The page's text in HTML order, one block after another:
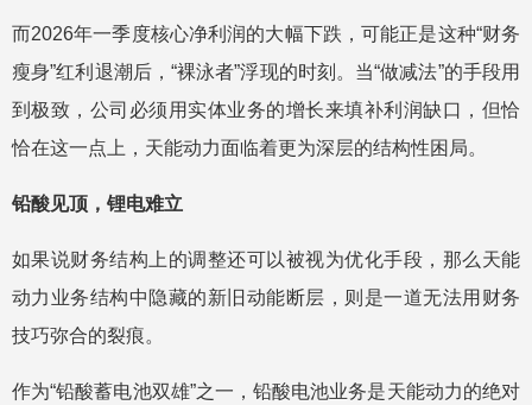
而2026年一季度核心净利润的大幅下跌，可能正是这种“财务
瘦身”红利退潮后，“裸泳者”浮现的时刻。当“做减法”的手段用
到极致，公司必须用实体业务的增长来填补利润缺口，但恰
恰在这一点上，天能动力面临着更为深层的结构性困局。
铅酸见顶，锂电难立
如果说财务结构上的调整还可以被视为优化手段，那么天能
动力业务结构中隐藏的新旧动能断层，则是一道无法用财务
技巧弥合的裂痕。
作为“铅酸蓄电池双雄”之一，铅酸电池业务是天能动力的绝对